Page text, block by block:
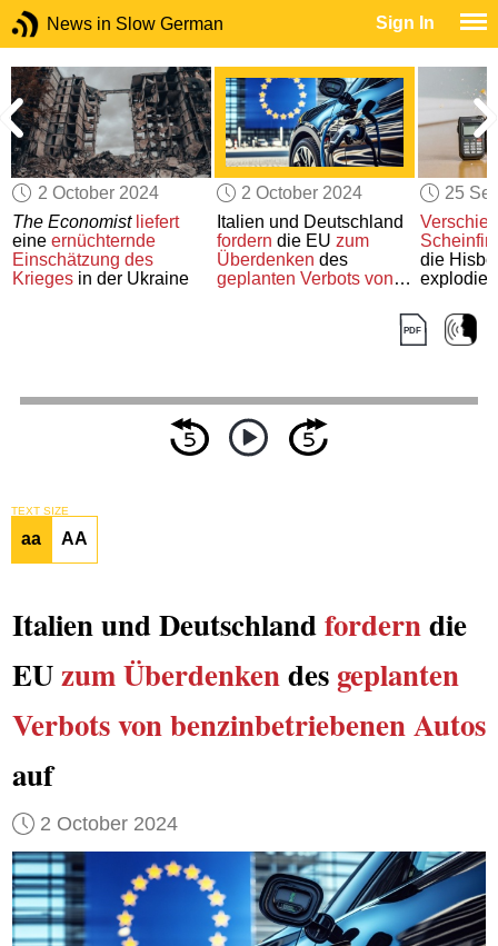
News in Slow German Sign In
2 October 2024
The Economist liefert
eineernüchternde
Einschätzung des
Krieges in der Ukraine
2 October 2024
Italien und Deutschland
fordern die EU zum
Überdenken des
geplanten Verbots von
25
die
TEXT SIZE
aa AA
Italien und Deutschlandforderndie
EUzum Überdenkendes geplanten
Verbotsvon benzinbetriebenen Autos
auf
2 October 2024